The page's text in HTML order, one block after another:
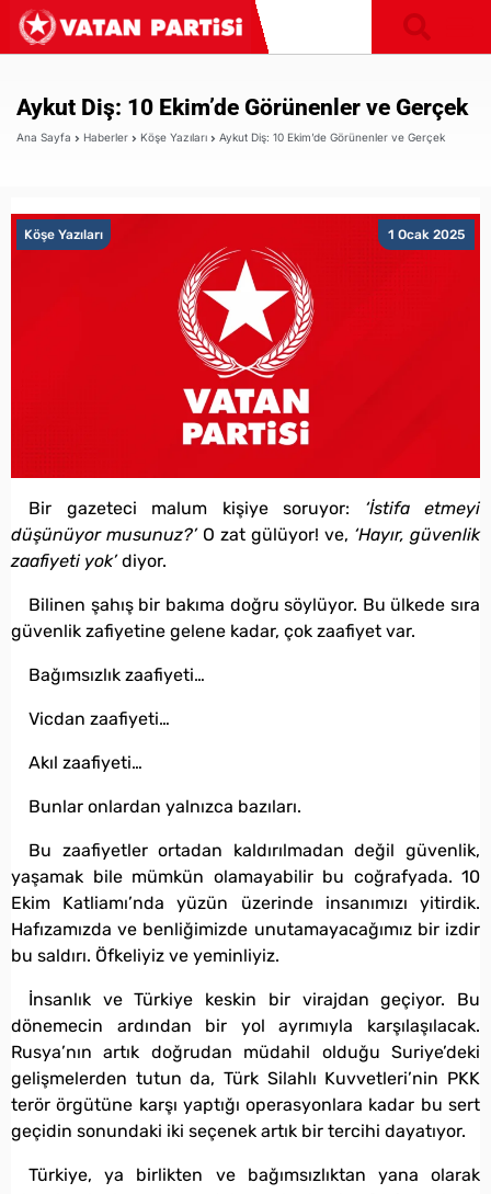
Aykut Diş: 10 Ekim’de Görünenler ve Gerçek
Ana Sayfa Haberler Köşe Yazıları Aykut Diş: 10 Ekim’de Görünenler ve Gerçek
1 Ocak 2025
Köşe Yazıları
Bir gazeteci malum kişiye soruyor: ‘İstifa etmeyi
düşünüyor musunuz?’O zat gülüyor! ve, ‘Hayır, güvenlik
zaafiyeti yok’diyor.
Bilinen şahış bir bakıma doğru söylüyor. Bu ülkede sıra
güvenlik zafiyetine gelene kadar, çok zaafiyet var.
Bağımsızlık zaafiyeti…
Vicdan zaafiyeti…
Akıl zaafiyeti…
Bunlar onlardan yalnızca bazıları.
Bu zaafiyetler ortadan kaldırılmadan değil güvenlik,
yaşamak bile mümkün olamayabilir bu coğrafyada. 10
Ekim Katliamı’nda yüzün üzerinde insanımızı yitirdik.
Hafızamızda ve benliğimizde unutamayacağımız bir izdir
bu saldırı. Öfkeliyiz ve yeminliyiz.
İnsanlık ve Türkiye keskin bir virajdan geçiyor. Bu
dönemecin ardından bir yol ayrımıyla karşılaşılacak.
Rusya’nın artık doğrudan müdahil olduğu Suriye’deki
gelişmelerden tutun da, Türk Silahlı Kuvvetleri’nin PKK
terör örgütüne karşı yaptığı operasyonlara kadar bu sert
geçidin sonundaki iki seçenek artık bir tercihi dayatıyor.
Türkiye, ya birlikten ve bağımsızlıktan yana olarak